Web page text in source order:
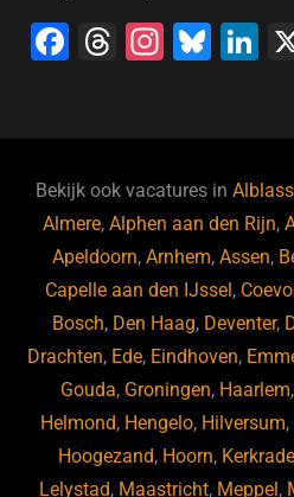
F
b
o
o
k
T
d
s
In
a
m
Bl
ky
Li
dI
n
Bekijk ook vacatures in
Almere,Alphen aan den Rijn,
Apeldoorn,Arnhem,Assen,
Capelle aan den IJssel,
Bosch, Den Haag, Deventer,
Drachten, Ede, Eindhoven,
Gouda, Groningen, Haarlem,
Helmond, Hengelo, Hilversum,
Hoogezand, Hoorn, Kerkrade
Lelystad, Maastricht, Meppel,